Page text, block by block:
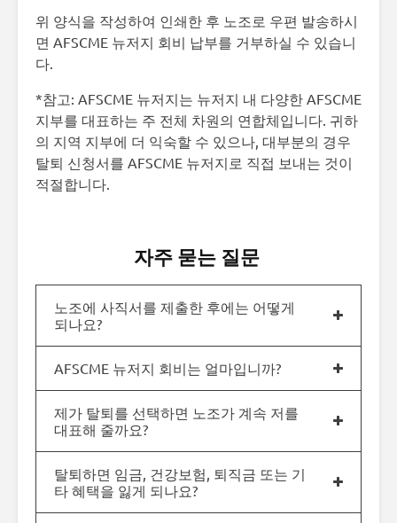
위 양식을 작성하여 인쇄한 후 노조로 우편 발송하시
면 AFSCME 뉴저지 회비 납부를 거부하실 수 있습니
다.
*참고: AFSCME 뉴저지는 뉴저지 내 다양한 AFSCME
지부를 대표하는 주 전체 차원의 연합체입니다. 귀하
의 지역 지부에 더 익숙할 수 있으나, 대부분의 경우
탈퇴 신청서를 AFSCME 뉴저지로 직접 보내는 것이
적절합니다.
자주 묻는 질문
노조에 사직서를 제출한 후에는 어떻게
되나요?
AFSCME 뉴저지 회비는 얼마입니까?
제가 탈퇴를 선택하면 노조가 계속 저를
대표해 줄까요?
탈퇴하면 임금, 건강보험, 퇴직금 또는 기
타 혜택을 잃게 되나요?